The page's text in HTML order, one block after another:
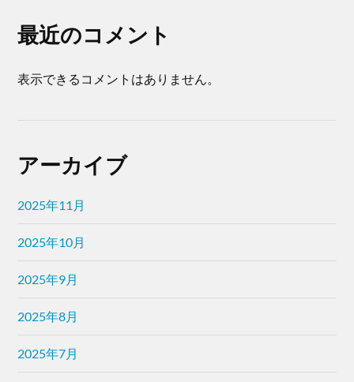
最近のコメント
表示できるコメントはありません。
アーカイブ
2025年11月
2025年10月
2025年9月
2025年8月
2025年7月